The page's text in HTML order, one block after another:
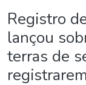
Registro
lançou
terras de